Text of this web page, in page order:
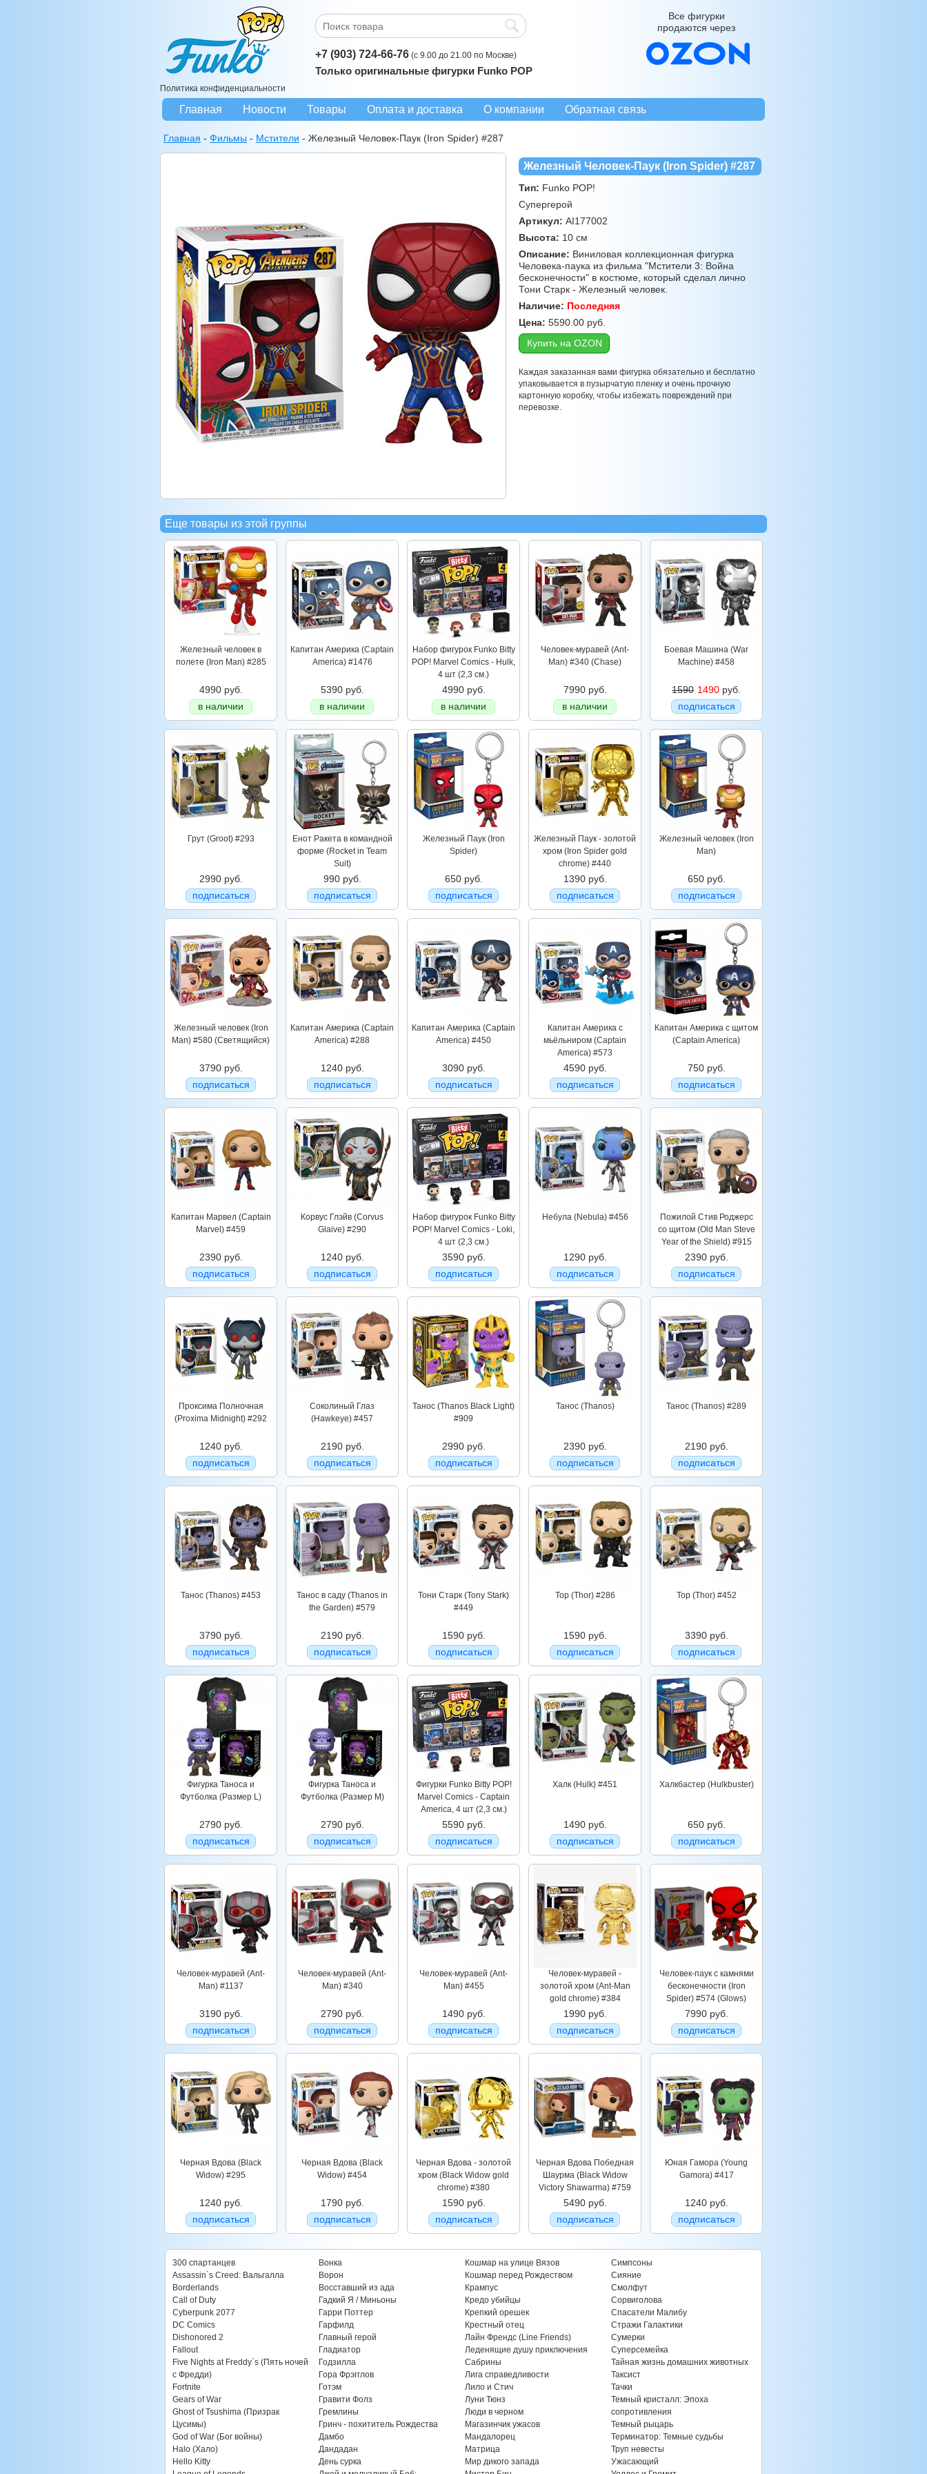
Политика конфиденциальности
Все фигурки
продаются через
+7 (903) 724-66-76 (с 9.00 до 21.00 по Москве)
Только оригинальные фигурки Funko POP
Главная Новости Товары Оплата и доставка О компании Обратная связь
Главная - Фильмы - Мстители - Железный Человек-Паук (Iron Spider) #287
Железный Человек-Паук (Iron Spider) #287
Тип: Funko POP!
Супергерой
Артикул: AI177002
Высота: 10 см
Описание: Виниловая коллекционная фигурка
Человека-паука из фильма "Мстители 3: Война
бесконечности" в костюме, который сделал лично
Тони Старк - Железный человек.
Наличие: Последняя
Цена: 5590.00 руб.
Купить на OZON
Каждая заказанная вами фигурка обязательно и бесплатно
упаковывается в пузырчатую пленку и очень прочную
картонную коробку, чтобы избежать повреждений при
перевозке.
Еще товары из этой группы
Железный человек в
полете (Iron Man) #285
4990 руб.
в наличии
Капитан Америка (Captain
America) #1476
5390 руб.
в наличии
Набор фигурок Funko Bitty
POP! Marvel Comics - Hulk,
4 шт (2,3 см.)
4990 руб.
в наличии
Человек-муравей (Ant-
Man) #340 (Chase)
7990 руб.
в наличии
Боевая Машина (War
Machine) #458
1590 1490 руб.
подписаться
Грут (Groot) #293
2990 руб.
подписаться
Енот Ракета в командной
форме (Rocket in Team
Suit)
990 руб.
подписаться
Железный Паук (Iron
Spider)
650 руб.
подписаться
Железный Паук - золотой
хром (Iron Spider gold
chrome) #440
1390 руб.
подписаться
Железный человек (Iron
Man)
650 руб.
подписаться
Железный человек (Iron
Man) #580 (Светящийся)
3790 руб.
подписаться
Капитан Америка (Captain
America) #288
1240 руб.
подписаться
Капитан Америка (Captain
America) #450
3090 руб.
подписаться
Капитан Америка с
мьёльниром (Captain
America) #573
4590 руб.
подписаться
Капитан Америка с щитом
(Captain America)
750 руб.
подписаться
Капитан Марвел (Captain
Marvel) #459
2390 руб.
подписаться
Корвус Глэйв (Corvus
Glaive) #290
1240 руб.
подписаться
Набор фигурок Funko Bitty
POP! Marvel Comics - Loki,
4 шт (2,3 см.)
3590 руб.
подписаться
Небула (Nebula) #456
1290 руб.
подписаться
Пожилой Стив Роджерс
со щитом (Old Man Steve
Year of the Shield) #915
2390 руб.
подписаться
Проксима Полночная
(Proxima Midnight) #292
1240 руб.
подписаться
Соколиный Глаз
(Hawkeye) #457
2190 руб.
подписаться
Танос (Thanos Black Light)
#909
2990 руб.
подписаться
Танос (Thanos)
2390 руб.
подписаться
Танос (Thanos) #289
2190 руб.
подписаться
Танос (Thanos) #453
3790 руб.
подписаться
Танос в саду (Thanos in
the Garden) #579
2190 руб.
подписаться
Тони Старк (Tony Stark)
#449
1590 руб.
подписаться
Тор (Thor) #286
1590 руб.
подписаться
Тор (Thor) #452
3390 руб.
подписаться
Фигурка Таноса и
Футболка (Размер L)
2790 руб.
подписаться
Фигурка Таноса и
Футболка (Размер M)
2790 руб.
подписаться
Фигурки Funko Bitty POP!
Marvel Comics - Captain
America, 4 шт (2,3 см.)
5590 руб.
подписаться
Халк (Hulk) #451
1490 руб.
подписаться
Халкбастер (Hulkbuster)
650 руб.
подписаться
Человек-муравей (Ant-
Man) #1137
3190 руб.
подписаться
Человек-муравей (Ant-
Man) #340
2790 руб.
подписаться
Человек-муравей (Ant-
Man) #455
1490 руб.
подписаться
Человек-муравей -
золотой хром (Ant-Man
gold chrome) #384
1990 руб.
подписаться
Человек-паук с камнями
бесконечности (Iron
Spider) #574 (Glows)
7990 руб.
подписаться
Черная Вдова (Black
Widow) #295
1240 руб.
подписаться
Черная Вдова (Black
Widow) #454
1790 руб.
подписаться
Черная Вдова - золотой
хром (Black Widow gold
chrome) #380
1590 руб.
подписаться
Черная Вдова Победная
Шаурма (Black Widow
Victory Shawarma) #759
5490 руб.
подписаться
Юная Гамора (Young
Gamora) #417
1240 руб.
подписаться
300 спартанцев
Assassin`s Creed: Вальгалла
Borderlands
Call of Duty
Cyberpunk 2077
DC Comics
Dishonored 2
Fallout
Five Nights at Freddy`s (Пять ночей
с Фредди)
Fortnite
Gears of War
Ghost of Tsushima (Призрак
Цусимы)
God of War (Бог войны)
Halo (Хало)
Hello Kitty
Вонка
Ворон
Восставший из ада
Гадкий Я / Миньоны
Гарри Поттер
Гарфилд
Главный герой
Гладиатор
Годзилла
Гора Фрэгглов
Готэм
Гравити Фолз
Гремлины
Гринч - похититель Рождества
Дамбо
Дандадан
День сурка
Кошмар на улице Вязов
Кошмар перед Рождеством
Крампус
Кредо убийцы
Крепкий орешек
Крестный отец
Лайн Френдс (Line Friends)
Леденящие душу приключения
Сабрины
Лига справедливости
Лило и Стич
Луни Тюнз
Люди в черном
Магазинчик ужасов
Мандалорец
Матрица
Мир дикого запада
Симпсоны
Сияние
Смолфут
Сорвиголова
Спасатели Малибу
Стражи Галактики
Сумерки
Суперсемейка
Тайная жизнь домашних животных
Таксист
Тачки
Темный кристалл: Эпоха
сопротивления
Темный рыцарь
Терминатор: Темные судьбы
Труп невесты
Ужасающий